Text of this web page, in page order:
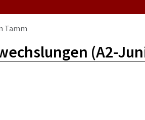
Tamm
(A2-